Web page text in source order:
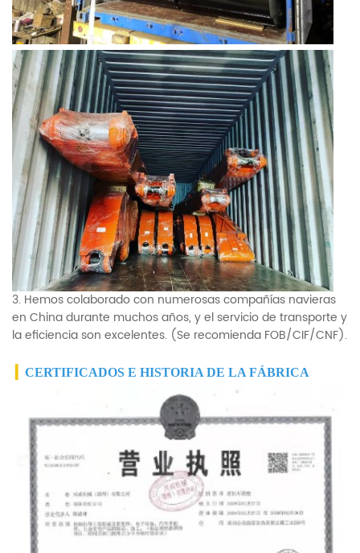
3. Hemos colaborado con numerosas compañías navieras
en China durante muchos años, y el servicio de transporte y
la eficiencia son excelentes. (Se recomienda FOB/CIF/CNF).
CERTIFICADOS E HISTORIA DE LA FÁBRICA